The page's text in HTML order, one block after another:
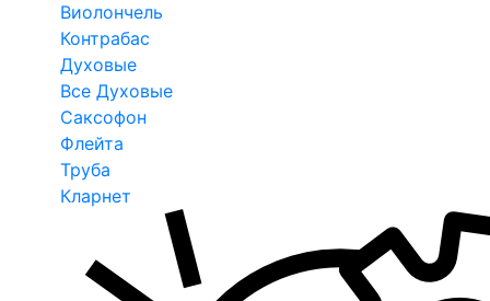
Виолончель
Контрабас
Духовые
Все Духовые
Саксофон
Флейта
Труба
Кларнет